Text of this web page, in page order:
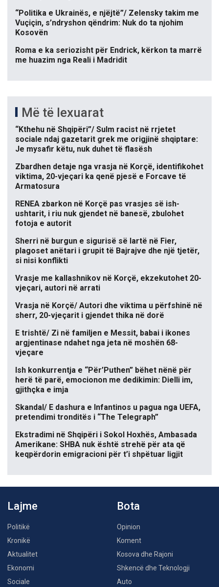
“Politika e Ukrainës, e njëjtë”/ Zelensky takim me
Vuçiçin, s’ndryshon qëndrim: Nuk do ta njohim
Kosovën
Roma e ka seriozisht për Endrick, kërkon ta marrë
me huazim nga Reali i Madridit
Më të lexuarat
“Kthehu në Shqipëri”/ Sulm racist në rrjetet
sociale ndaj gazetarit grek me origjinë shqiptare:
Je mysafir këtu, nuk duhet të flasësh
Zbardhen detaje nga vrasja në Korçë, identifikohet
viktima, 20-vjeçari ka qenë pjesë e Forcave të
Armatosura
RENEA zbarkon në Korçë pas vrasjes së ish-
ushtarit, i riu nuk gjendet në banesë, zbulohet
fotoja e autorit
Sherri në burgun e sigurisë së lartë në Fier,
plagoset anëtari i grupit të Bajrajve dhe një tjetër,
si nisi konflikti
Vrasje me kallashnikov në Korçë, ekzekutohet 20-
vjeçari, autori në arrati
Vrasja në Korçë/ Autori dhe viktima u përfshinë në
sherr, 20-vjeçarit i gjendet thika në dorë
E trishtë/ Zi në familjen e Messit, babai i ikones
argjentinase ndahet nga jeta në moshën 68-
vjeçare
Ish konkurrentja e “Për’Puthen” bëhet nënë për
herë të parë, emocionon me dedikimin: Dielli im,
gjithçka e imja
Skandal/ E dashura e Infantinos u pagua nga UEFA,
pretendimi tronditës i “The Telegraph”
Ekstradimi në Shqipëri i Sokol Hoxhës, Ambasada
Amerikane: SHBA nuk është strehë për ata që
keqpërdorin emigracioni për t’i shpëtuar ligjit
Lajme
Politikë
Kronikë
Aktualitet
Ekonomi
Sociale
Bota
Opinion
Koment
Kosova dhe Rajoni
Shkencë dhe Teknologji
Auto